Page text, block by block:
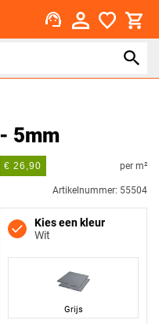
support_agent
- 5mm
€ 26,90 per m²
Artikelnummer: 55504
Kies een kleur
Wit
Grijs